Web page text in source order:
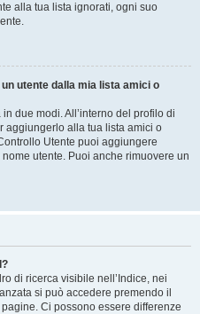
alla tua lista ignorati, ogni suo
utente dalla mia lista amici o
due modi. All’interno del profilo di
aggiungerlo alla tua lista amici o
Utente puoi aggiungere
utente. Puoi anche rimuovere un
di ricerca visibile nell’Indice, nei
si può accedere premendo il
Ci possono essere differenze